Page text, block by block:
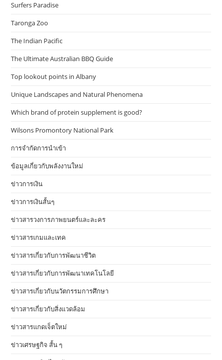
Surfers Paradise
Taronga Zoo
The Indian Pacific
The Ultimate Australian BBQ Guide
Top lookout points in Albany
Unique Landscapes and Natural Phenomena
Which brand of protein supplement is good?
Wilsons Promontory National Park
การจำกัดการนำเข้า
ข้อมูลเกี่ยวกับพลังงานใหม่
ข่าวการเงิน
ข่าวการเงินสั้นๆ
ข่าวสารวงการภาพยนตร์และละคร
ข่าวสารเกมและเทค
ข่าวสารเกี่ยวกับการพัฒนาชีวิต
ข่าวสารเกี่ยวกับการพัฒนาเทคโนโลยี
ข่าวสารเกี่ยวกับนวัตกรรมการศึกษา
ข่าวสารเกี่ยวกับสิ่งแวดล้อม
ข่าวสารแกดเจ็ตใหม่
ข่าวเศรษฐกิจ สั้น ๆ